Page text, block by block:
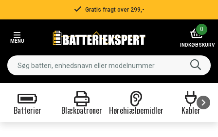
Gratis fragt over 299,-
MENU
0
INDKØBSKURV
Batterier Blækpatroner Hørehjælpemidler Kabler